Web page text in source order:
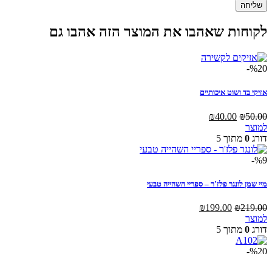
שליחה
לקוחות שאהבו את המוצר הזה אהבו גם
%20-
אזיקי בד ושוט איכותיים
₪50.00
המחיר
היה:
₪50.00.
₪40.00
₪40.00.
למוצר
דורג 0 מתוך 5
%9-
מיי שמן לונגר פלז'ר – ספריי השהייה טבעי
₪219.00
המחיר
היה:
₪199.00
למוצר
דורג 0 מתוך 5
%20-